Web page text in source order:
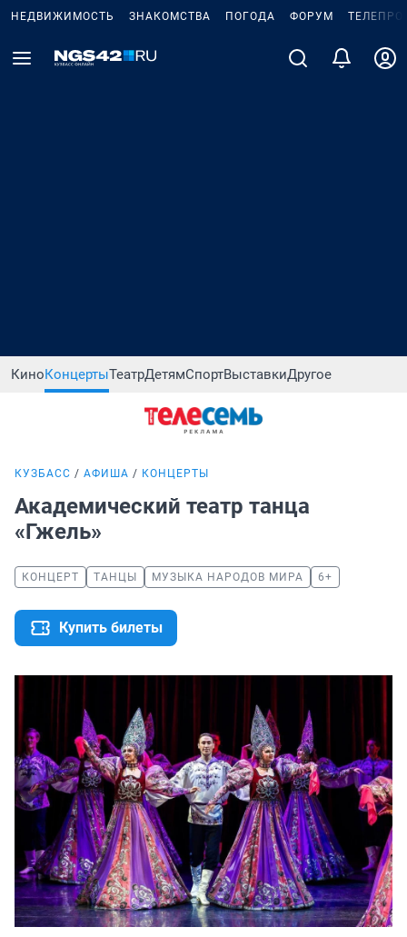
НЕДВИЖИМОСТЬ ЗНАКОМСТВА ПОГОДА ФОРУМ
КиноКонцертыТеатрДетямСпортВыставкиДругое
КУЗБАСС АФИША КОНЦЕРТЫ
Академический театр танца
«Гжель»
КОНЦЕРТ ТАНЦЫ МУЗЫКА НАРОДОВ МИРА 6+
Купить билеты